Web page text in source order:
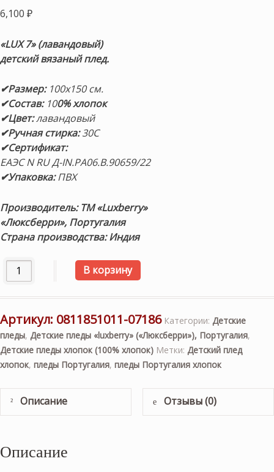
6,100 ₽
«LUX 7» (лавандовый)
детский вязаный плед.
✔Размер:100х150 см.
✔Состав:100% хлопок
✔Цвет:лавандовый
✔Ручная стирка:30С
✔Сертификат:
ЕАЭС N RU Д-IN.РА06.В.90659/22
✔Упаковка:ПВХ
Производитель: ТМ «Luxberry»
«Люксберри», Португалия
Страна производства: Индия
Количество товара "LUX 7" (лавандовый) 100х150см.
В корзину
Артикул: 0811851011-07186 Категории: Детские
пледы, Детские пледы «luxberry» («Люксберри»), Португалия,
Детские пледы хлопок (100% хлопок) Метки: Детский плед
хлопок, пледы Португалия, пледы Португалия хлопок
Описание Отзывы (0)
Описание